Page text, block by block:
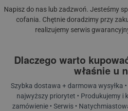
Napisz do nas lub zadzwoń. Jesteśmy
cofania. Chętnie doradzimy przy
realizujemy serwis
Dlaczego warto
właśnie u
Szybka dostawa + darmowa wysyłka
najwyższy priorytet • Produkujemy i
zamówienie • Serwis •